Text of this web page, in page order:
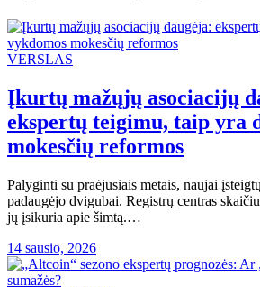
VERSLAS
Įkurtų mažųjų asociacijų
ekspertų teigimu, taip yra
mokesčių reformos
Palyginti su praėjusiais metais, naujai
padaugėjo dvigubai. Registrų centras
jų įsikuria apie šimtą.…
14 sausio, 2026